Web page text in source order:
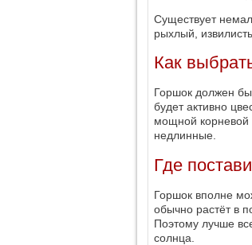
Существует
рыхлый,
Как
Горшок должен
будет активно
мощной корневой
недлинные.
Где
Горшок вполне
обычно растёт в
Поэтому лучше
солнца.